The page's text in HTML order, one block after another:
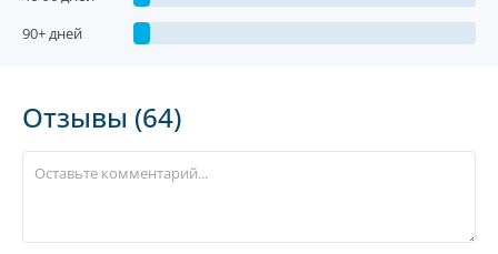
90+ дней
Отзывы (64)